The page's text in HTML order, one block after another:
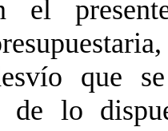
el
que
de lo